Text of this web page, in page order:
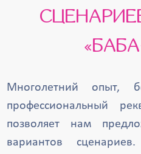
Многолетний опыт,
профессиональный
позволяет нам
вариантов